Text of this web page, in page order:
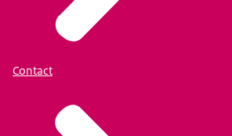
Contact